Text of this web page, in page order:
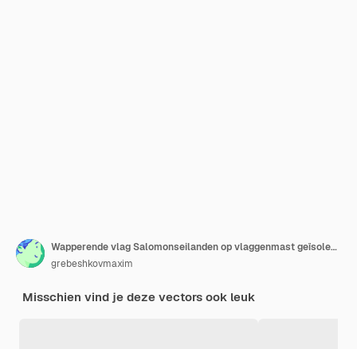
Wapperende vlag Salomonseilanden op vlaggenmast geïsoleerd op wit
grebeshkovmaxim
Misschien vind je deze vectors ook leuk